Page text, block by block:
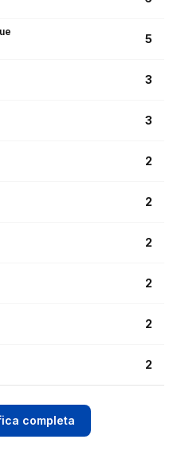
5
3
3
2
2
2
2
2
2
completa